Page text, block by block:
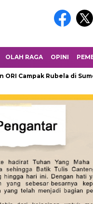
OLAH RAGA OPINI
Rubela di Sumenep Hari